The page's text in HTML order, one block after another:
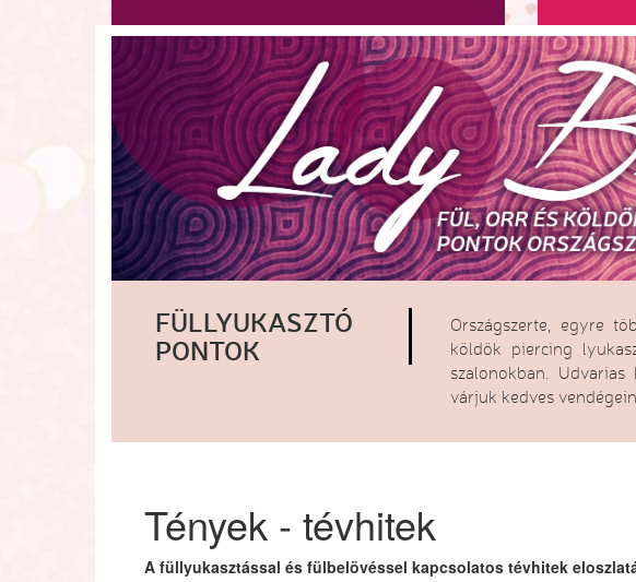
FÜLLYUKASZTÓ
PONTOK
Országszerte, egyre
köldök piercing
szalonokban.
várjuk kedves
Tények - tévhitek
A füllyukasztással és fülbelövéssel kapcsolatos tévhitek